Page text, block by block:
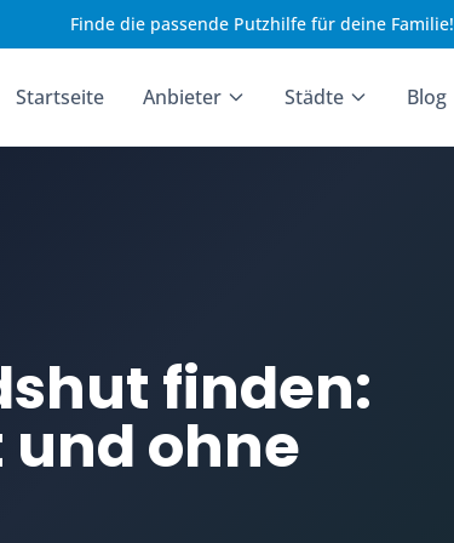
Finde die passende Putzhilfe für deine Familie!
Startseite Anbieter Städte Blog
finden:
ohne